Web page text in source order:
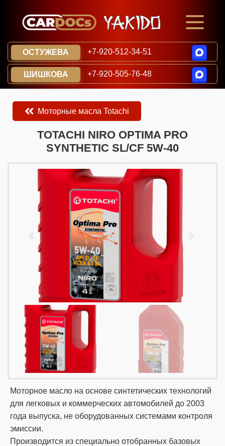
ОСТУЖЕВА +7-920-512-34-51
ШИШКОВА +7-920-505-76-48
Моторные масла Totachi
​​​​TOTACHI NIRO OPTIMA PRO
SYNTHETIC SL/CF 5W-40
Моторное масло на основе синтетических технологий
для легковых и коммерческих автомобилей до 2003
года выпуска, не оборудованных системами контроля
эмиссии.
Производится из специально отобранных базовых